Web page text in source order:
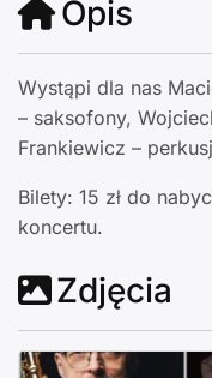
Opis
Wystąpi dla nas
– saksofony,
Frankiewicz –
Bilety: 15 zł do
koncertu.
Zdjęcia